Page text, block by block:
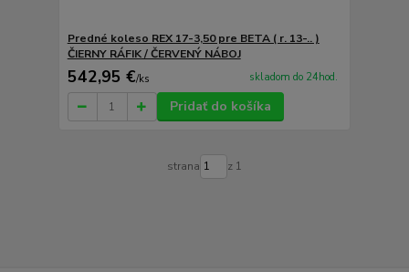
Predné koleso REX 17-3,50 pre BETA ( r. 13-.. )
ČIERNY RÁFIK / ČERVENÝ NÁBOJ
542,95 €/ks skladom do 24hod.
Pridať do košíka
strana z 1